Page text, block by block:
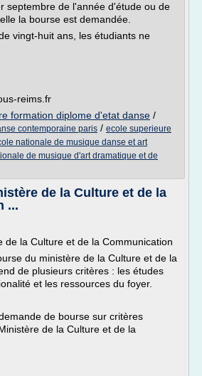
septembre de l'année d'étude ou de
la bourse est demandée.
vingt-huit ans, les étudiants ne
reims.fr
formation diplome d'etat danse /
contemporaine paris / ecole superieure
nationale de musique danse et art
de musique d'art dramatique et de
de la Culture et de la
...
de la Culture et de la Communication
du ministère de la Culture et de la
de plusieurs critères : les études
et les ressources du foyer.
de bourse sur critères
de la Culture et de la